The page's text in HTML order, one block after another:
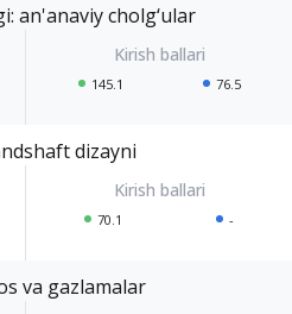
an'anaviy cholg‘ular
145.1 76.5
dizayni
70.1 -
va gazlamalar